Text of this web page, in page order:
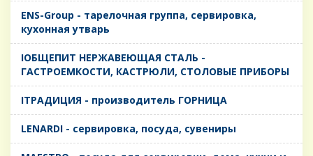
ENS-Group - тарелочная группа, сервировка,
кухонная утварь
IОБЩЕПИТ НЕРЖАВЕЮЩАЯ СТАЛЬ -
ГАСТРОЕМКОСТИ, КАСТРЮЛИ, СТОЛОВЫЕ ПРИБОРЫ
IТРАДИЦИЯ - производитель ГОРНИЦА
LENARDI - сервировка, посуда, сувениры